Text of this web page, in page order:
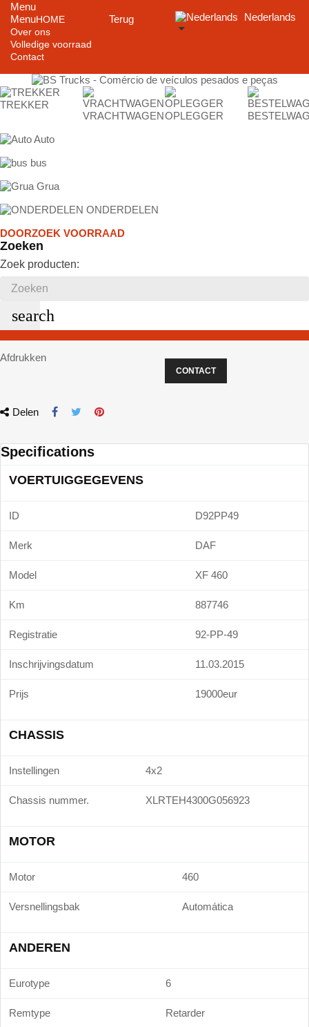
Menu
Menu
Terug
HOME
Over ons
Volledige voorraad
Contact
Nederlands
TREKKER
VRACHTWAGENOPLEGGER
Auto
bus
Grua
ONDERDELEN
DOORZOEK VOORRAAD
Zoeken
Zoek producten:
search
Afdrukken
CONTACT
Delen
Specifications
VOERTUIGGEGEVENS
ID D92PP49
Merk DAF
Model XF 460
Km 887746
Registratie 92-PP-49
Inschrijvingsdatum 11.03.2015
Prijs 19000eur
CHASSIS
Instellingen 4x2
Chassis nummer. XLRTEH4300G056923
MOTOR
Motor 460
Versnellingsbak Automática
ANDEREN
Eurotype 6
Remtype Retarder